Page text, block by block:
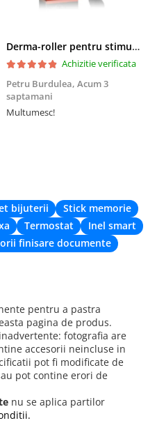
Derma-roller pentru stimularea cresterii parului, scalp si barba, Beard Roller
Achizitie verificata
Petru Burdulea, Acum 3
saptamani
Multumesc!
bijuterii
Stick memorie
Termostat
Inel smart
finisare documente
pentru a pastra
pagina de produs.
fotografia are
accesorii neincluse in
pot fi modificate de
pot contine erori de
nu se aplica partilor